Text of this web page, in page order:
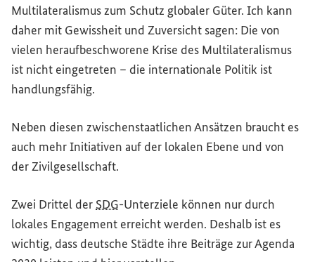
Multilateralismus zum Schutz globaler Güter. Ich kann
daher mit Gewissheit und Zuversicht sagen: Die von
vielen heraufbeschworene Krise des Multilateralismus
ist nicht eingetreten – die internationale Politik ist
handlungsfähig.
Neben diesen zwischenstaatlichen Ansätzen braucht es
auch mehr Initiativen auf der lokalen Ebene und von
der Zivilgesellschaft.
Zwei Drittel der SDG-Unterziele können nur durch
lokales Engagement erreicht werden. Deshalb ist es
wichtig, dass deutsche Städte ihre Beiträge zur Agenda